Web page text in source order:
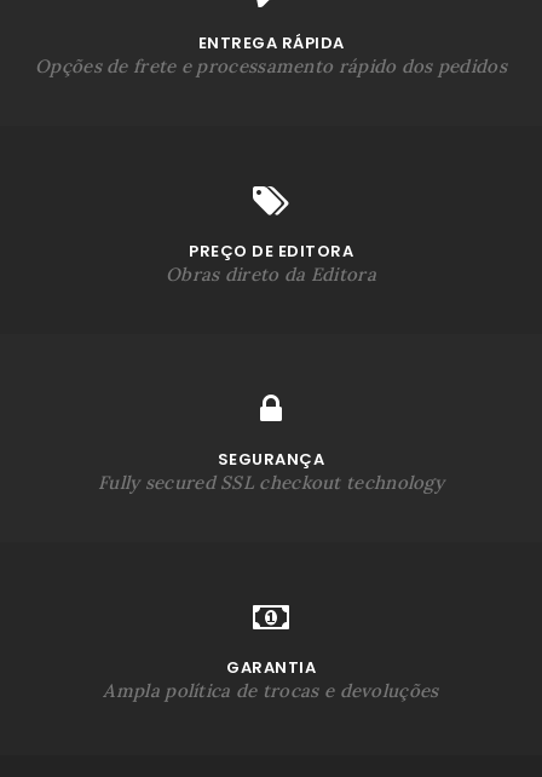
ENTREGA RÁPIDA
Opções de frete e processamento rápido dos pedidos
PREÇO DE EDITORA
Obras direto da Editora
SEGURANÇA
Fully secured SSL checkout technology
GARANTIA
Ampla política de trocas e devoluções